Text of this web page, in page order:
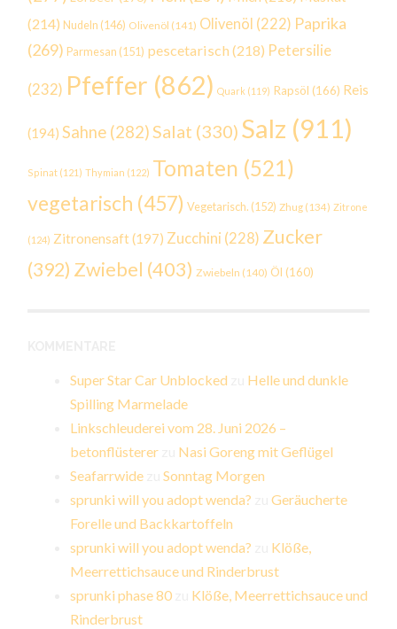
(214) Nudeln (146) Olivenöl (141) Olivenöl (222) Paprika
(269) Parmesan (151) pescetarisch (218) Petersilie
(232) Pfeffer (862) Quark (119) Rapsöl (166) Reis
(194) Sahne (282)Salat (330) Salz (911)
Spinat (121) Thymian (122) Tomaten (521)
vegetarisch (457) Vegetarisch. (152) Zhug (134) Zitrone
(124) Zitronensaft(197) Zucchini (228) Zucker
(392) Zwiebel (403) Zwiebeln (140) Öl (160)
Super Star Car Unblocked
Helle und dunkle
Spilling Marmelade
Linkschleuderei vom 28. Juni 2026 –
betonflüsterer
Nasi Goreng mit Geflügel
Seafarrwide zuSonntag Morgen
sprunki will you adopt wenda? zuGeräucherte
Forelle und Backkartoffeln
sprunki will you adopt wenda?
Klöße,
Meerrettichsauce und Rinderbrust
sprunki phase 80
Klöße, Meerrettichsauce und
Rinderbrust